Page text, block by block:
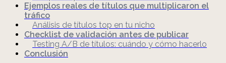
Ejemplos reales de títulos que multiplicaron el
tráfico
Análisis de títulos top en tu nicho
Checklist de validación antes de publicar
Testing A/B de títulos: cuándo y cómo hacerlo
Conclusión